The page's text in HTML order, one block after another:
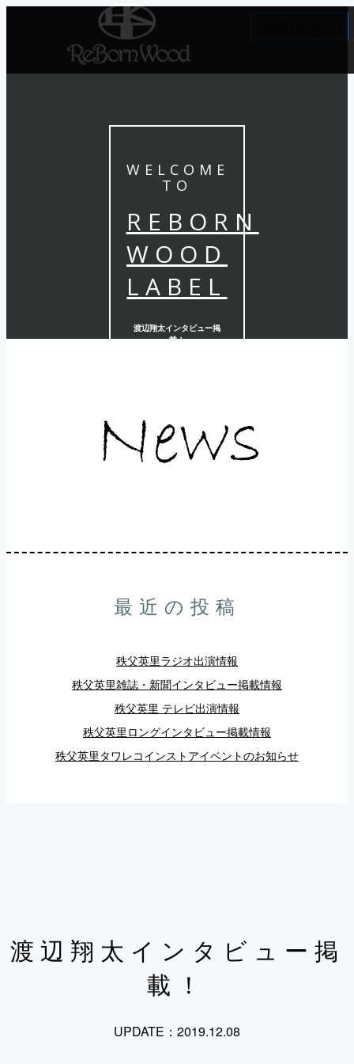
WELCOME
TO
REBORN
WOOD
LABEL
渡辺翔太インタビュー掲
載！
最近の投稿
秩父英里ラジオ出演情報
秩父英里雑誌・新聞インタビュー掲載情報
秩父英里 テレビ出演情報
秩父英里ロングインタビュー掲載情報
秩父英里タワレコインストアイベントのお知らせ
渡辺翔太インタビュー掲
載！
UPDATE：2019.12.08